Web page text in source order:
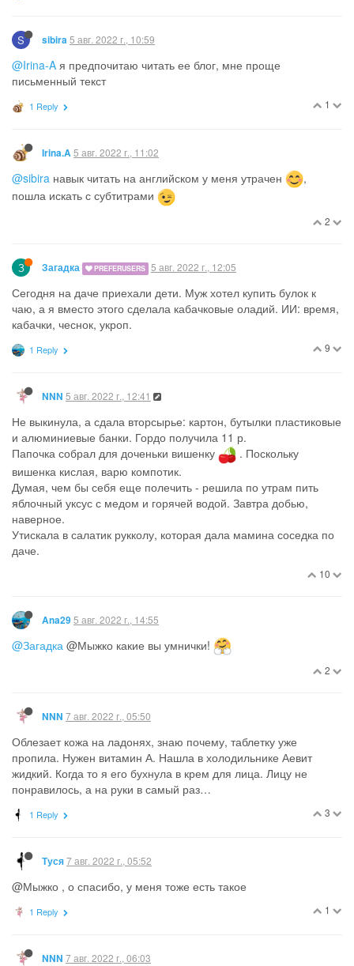
S sibira 5 авг. 2022 г., 10:59
@Irina-A я предпочитаю читать ее блог, мне проще
письменный текст
1
1 Reply
Irina.A 5 авг. 2022 г., 11:02
@sibira навык читать на английском у меня утрачен
,
пошла искать с субтитрами
2
З Загадка PREFERUSERS 5 авг. 2022 г., 12:05
Сегодня на даче приехали дети. Муж хотел купить булок к
чаю, а я вместо этого сделала кабачковые оладий. ИИ: время,
кабачки, чеснок, укроп.
9
1 Reply
NNN 5 авг. 2022 г., 12:41
Не выкинула, а сдала вторсырье: картон, бутылки пластиковые
и алюминиевые банки. Гордо получила 11 р.
Папочка собрал для доченьки вишенку
. Поскольку
вишенка кислая, варю компотик.
Думая, чем бы себя еще полечить - решила по утрам пить
яблочный уксус с медом и горячей водой. Завтра добью,
наверное.
Утискала в салатик рукколу, которая дала мамина соседка по
даче.
10
Ana29 5 авг. 2022 г., 14:55
@Загадка @Мыжко какие вы умнички!
2
NNN 7 авг. 2022 г., 05:50
Облезает кожа на ладонях, знаю почему, таблетку уже
пропила. Нужен витамин А. Нашла в холодильнике Аевит
жидкий. Когда то я его бухнула в крем для лица. Лицу не
понравилось, а на руки в самый раз…
3
1 Reply
Туся7 авг. 2022 г., 05:52
@Мыжко , о спасибо, у меня тоже есть такое
1
1 Reply
NNN 7 авг. 2022 г., 06:03